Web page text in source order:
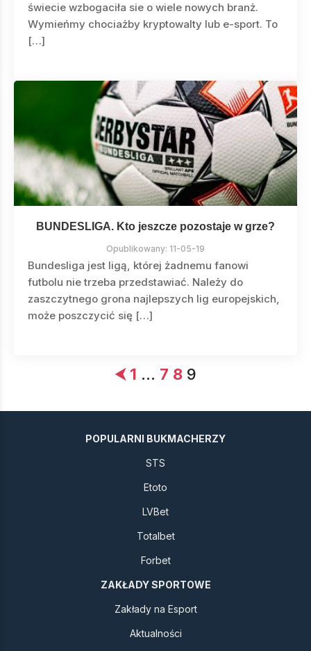
świecie wzbogaciła sie o wiele nowych branż.
Wymieńmy chociażby kryptowalty lub e-sport. To
[…]
BUNDESLIGA. Kto jeszcze pozostaje w grze?
Opublikowany: 11-05-19
Bundesliga jest ligą, której żadnemu fanowi
futbolu nie trzeba przedstawiać. Należy do
zaszczytnego grona najlepszych lig europejskich,
może poszczycić się […]
⮜ 1 … 7 8 9
POPULARNI BUKMACHERZY
STS
Etoto
LVBet
Totalbet
Forbet
ZAKŁADY SPORTOWE
Zakłady na Esport
Aktualności